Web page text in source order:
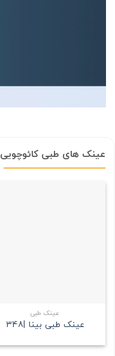
عینک های طبی کائوچویی
عینک طبی
عینک طبی بینا |348